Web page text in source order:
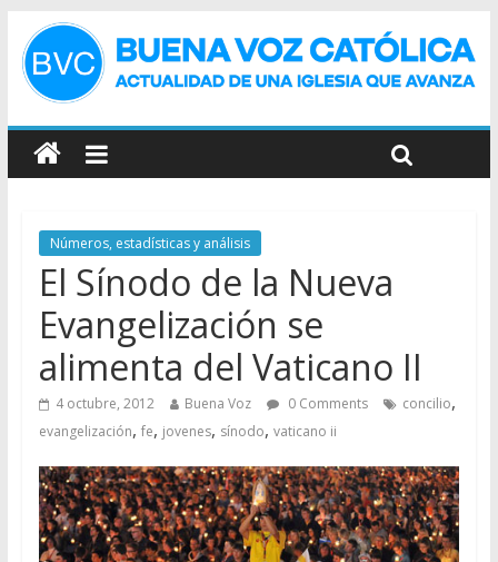
Números, estadísticas y análisis
El Sínodo de la Nueva
Evangelización se
alimenta del Vaticano II
4 octubre, 2012 Buena Voz 0 Comments concilio,
evangelización, fe, jovenes, sínodo, vaticano ii